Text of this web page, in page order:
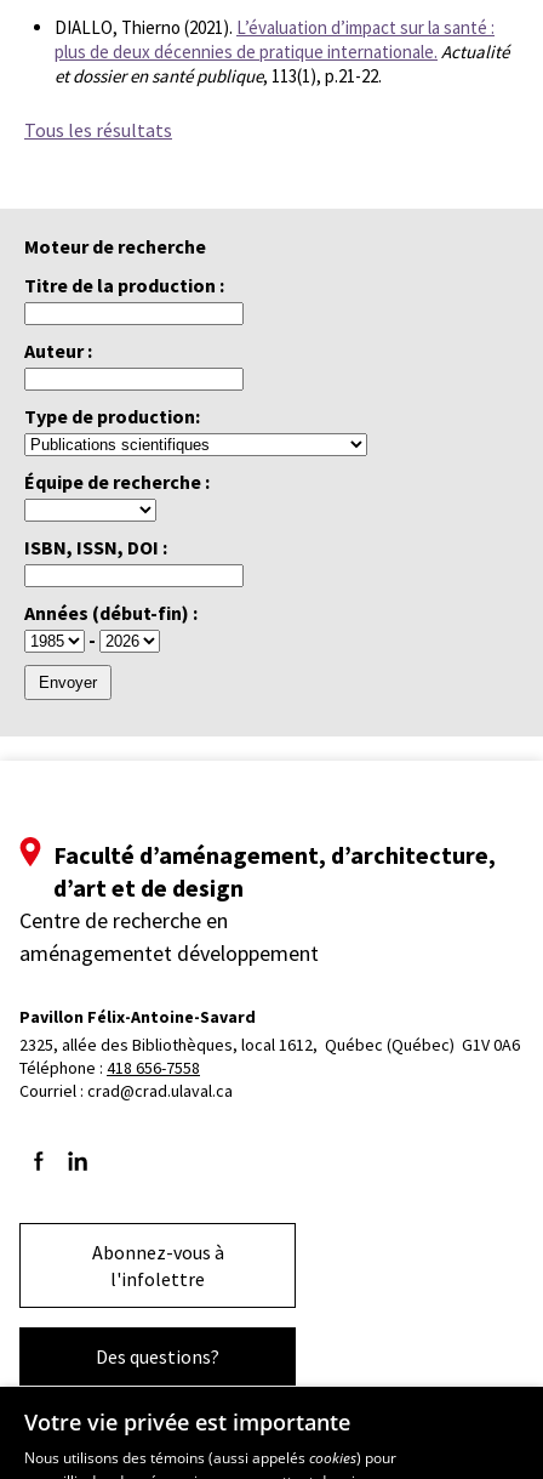
DIALLO, Thierno (2021). L’évaluation d’impact sur la santé :
plus de deux décennies de pratique internationale. Actualité
et dossier en santé publique, 113(1), p.21-22.
Tous les résultats
Moteur de recherche
Titre de la production :
Auteur :
Type de production:
Équipe de recherche :
ISBN, ISSN, DOI :
Années (début-fin) :
-
Faculté d’aménagement, d’architecture,
d’art et de design
Centre de recherche en
aménagementet développement
Pavillon Félix-Antoine-Savard
2325, allée des Bibliothèques, local 1612, Québec (Québec)  G1V 0A6
Téléphone : 418 656-7558
Courriel : crad@crad.ulaval.ca
Suivez-nous sur Facebook
Suivez-nous sur LinkedIn
Abonnez-vous à
l'infolettre
Des questions?
La Faculté et ses écoles
Votre vie privée est importante
Nous utilisons des témoins (aussi appeléscookies) pour